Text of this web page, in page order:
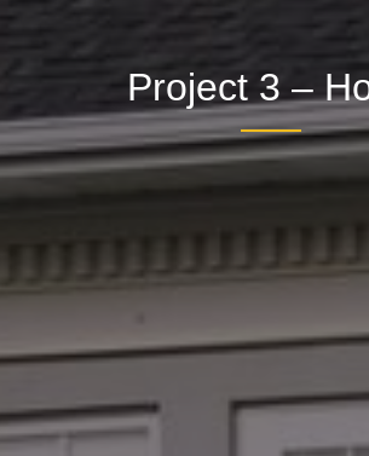
Project 3 –